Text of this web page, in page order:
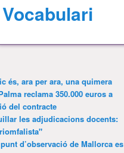
Vocabulari
és, ara per ara, una quimera
reclama 350.000 euros a
del contracte
les adjudicacions docents:
d’observació de Mallorca es